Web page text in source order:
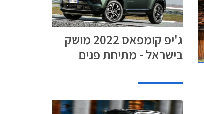
ג'יפ קומפאס 2022 מושק
בישראל - מתיחת פנים